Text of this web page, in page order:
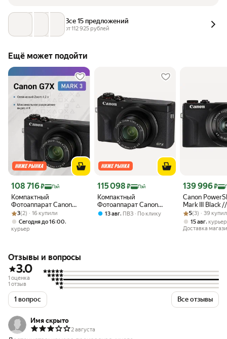
Все 15 предложений
от 112 925 рублей
Ещё может подойти
Компактный
Фотоаппарат Canon
PowerShot G7 X Mark III,
Black | Черный
Цена 108 716 ₽
108 716₽ Пэй
Рейтинг товара: 3 из 5
Оценок: (2) · 16 купили
3(2) · 16 купили
Сегодня до 16:00,
курьер
Компактный
Фотоаппарат Canon
PowerShot G7 X Mark III,
Цена 115 098 ₽
115 098 ₽ Пэй
13 авг, ПВЗ По клику
Canon
Mark III Black //
Цена 139 996 ₽
139 996₽
Рейтинг
Оценок: (3) ·
5(3) · 39
15 авг,курьер
Доставка
Отзывы и вопросы
3.0
1 оценка
1 отзыв
1 вопрос Все отзывы
Имя скрыто
2 августа